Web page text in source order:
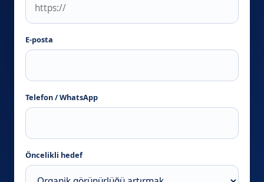
E-posta
Telefon / WhatsApp
Öncelikli hedef